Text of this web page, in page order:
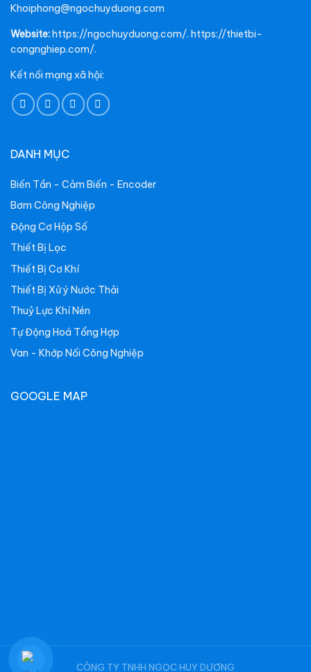
Khoiphong@ngochuyduong.com
Website:https://ngochuyduong.com/. https://thietbi-
congnghiep.com/.
Kết nối mạng xã hội:
DANH MỤC
Biến Tần - Cảm Biến - Encoder
Bơm Công Nghiệp
Động Cơ Hộp Số
Thiết Bị Lọc
Thiết Bị Cơ Khí
Thiết Bị Xử ý Nước Thải
Thuỷ Lực Khí Nén
Tự Động Hoá Tổng Hợp
Van - Khớp Nối Công Nghiệp
GOOGLE MAP
CÔNG TY TNHH NGỌC HUY DƯƠNG